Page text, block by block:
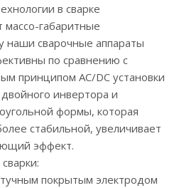
в сварке
габаритные
наши сварочные аппараты
по сравнению с
принципом AC/DC установки
инвертора и
формы, которая
стабильной, увеличивает
эффект.
покрытым электродом